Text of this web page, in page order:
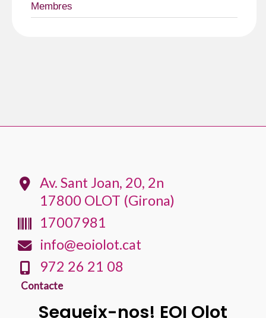
Membres
Av. Sant Joan, 20, 2n
17800 OLOT (Girona)
17007981
info@eoiolot.cat
972 26 21 08
Contacte
Segueix-nos! EOI Olot